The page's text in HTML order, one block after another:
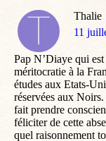
Thalie
dit
11
Pap N’Diaye qui
méritocratie à la
études aux Etats-
réservées aux
fait prendre
féliciter de cette
quel raisonnement